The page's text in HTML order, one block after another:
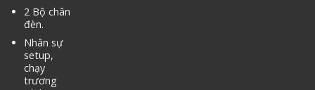
2 Bộ chân
đèn.
Nhân sự
setup,
chạy
trương